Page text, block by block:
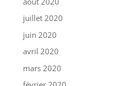
juillet 2020
juin 2020
avril 2020
mars 2020